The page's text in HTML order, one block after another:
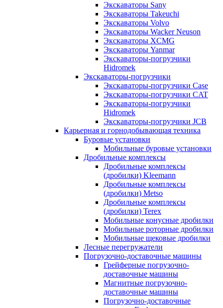
Экскаваторы Sany
Экскаваторы Takeuchi
Экскаваторы Volvo
Экскаваторы Wacker Neuson
Экскаваторы XCMG
Экскаваторы Yanmar
Экскаваторы-погрузчики
Hidromek
Экскаваторы-погрузчики
Экскаваторы-погрузчики Case
Экскаваторы-погрузчики CAT
Экскаваторы-погрузчики
Hidromek
Экскаваторы-погрузчики JCB
Карьерная и горнодобывающая техника
Буровые установки
Мобильные буровые установки
Дробильные комплексы
Дробильные комплексы
(дробилки) Kleemann
Дробильные комплексы
(дробилки) Metso
Дробильные комплексы
(дробилки) Terex
Мобильные конусные дробилки
Мобильные роторные дробилки
Мобильные щековые дробилки
Лесные перегружатели
Погрузочно-доставочные машины
Грейферные погрузочно-
доставочные машины
Магнитные погрузочно-
доставочные машины
Погрузочно-доставочные